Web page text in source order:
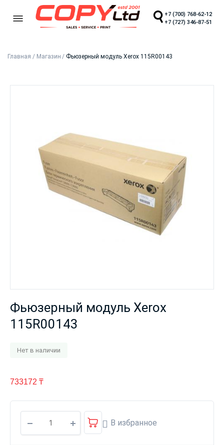
+7 (700) 768-62-12
+7 (727) 346-87-51
Главная / Магазин / Фьюзерный модуль Xerox 115R00143
Фьюзерный модуль Xerox
115R00143
Нет в наличии
733172 ₸
В избранное